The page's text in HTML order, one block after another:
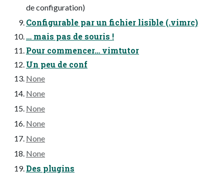
de configuration)
Configurable par un fichier lisible (.vimrc)
… mais pas de souris !
Pour commencer… vimtutor
Un peu de conf
None
None
None
None
None
None
Des plugins